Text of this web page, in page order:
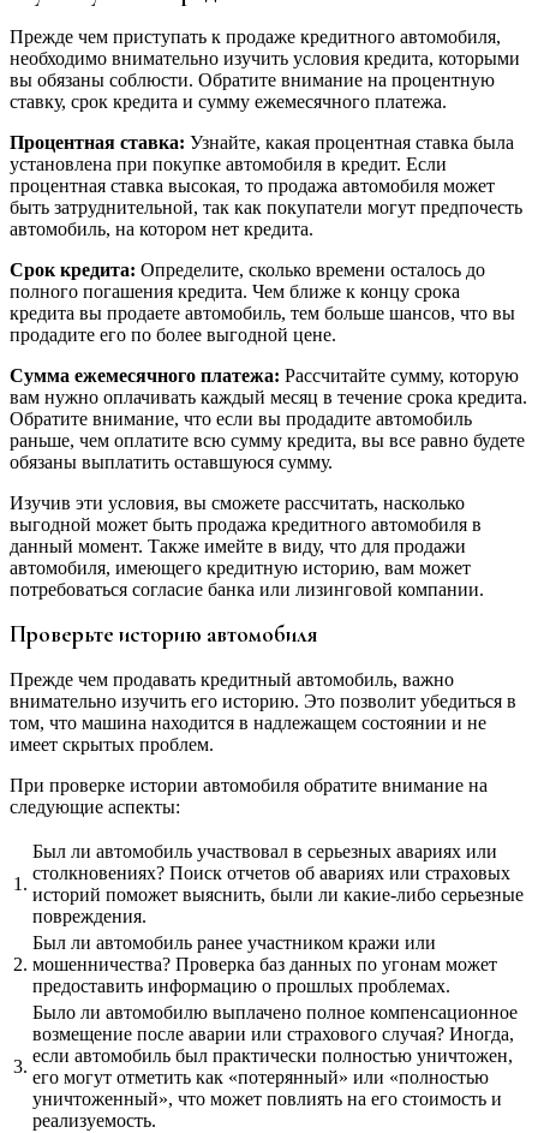
Прежде чем приступать к продаже кредитного автомобиля,
необходимо внимательно изучить условия кредита, которыми
вы обязаны соблюсти. Обратите внимание на процентную
ставку, срок кредита и сумму ежемесячного платежа.
Процентная ставка: Узнайте, какая процентная ставка была
установлена при покупке автомобиля в кредит. Если
процентная ставка высокая, то продажа автомобиля может
быть затруднительной, так как покупатели могут предпочесть
автомобиль, на котором нет кредита.
Срок кредита: Определите, сколько времени осталось до
полного погашения кредита. Чем ближе к концу срока
кредита вы продаете автомобиль, тем больше шансов, что вы
продадите его по более выгодной цене.
Сумма ежемесячного платежа: Рассчитайте сумму, которую
вам нужно оплачивать каждый месяц в течение срока кредита.
Обратите внимание, что если вы продадите автомобиль
раньше, чем оплатите всю сумму кредита, вы все равно будете
обязаны выплатить оставшуюся сумму.
Изучив эти условия, вы сможете рассчитать, насколько
выгодной может быть продажа кредитного автомобиля в
данный момент. Также имейте в виду, что для продажи
автомобиля, имеющего кредитную историю, вам может
потребоваться согласие банка или лизинговой компании.
Проверьте историю автомобиля
Прежде чем продавать кредитный автомобиль, важно
внимательно изучить его историю. Это позволит убедиться в
том, что машина находится в надлежащем состоянии и не
имеет скрытых проблем.
При проверке истории автомобиля обратите внимание на
следующие аспекты:
1.
Был ли автомобиль участвовал в серьезных авариях или
столкновениях? Поиск отчетов об авариях или страховых
историй поможет выяснить, были ли какие-либо серьезные
повреждения.
2.
Был ли автомобиль ранее участником кражи или
мошенничества? Проверка баз данных по угонам может
предоставить информацию о прошлых проблемах.
3.
Было ли автомобилю выплачено полное компенсационное
возмещение после аварии или страхового случая? Иногда,
если автомобиль был практически полностью уничтожен,
его могут отметить как «потерянный» или «полностью
уничтоженный», что может повлиять на его стоимость и
реализуемость.